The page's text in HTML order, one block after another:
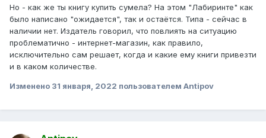
Но - как же ты книгу купить сумела? На этом "Лабиринте" как
было написано "ожидается", так и остаётся. Типа - сейчас в
наличии нет. Издатель говорил, что повлиять на ситуацию
проблематично - интернет-магазин, как правило,
исключительно сам решает, когда и какие ему книги привезти
и в каком количестве.
Изменено 31 января, 2022 пользователем Antipov